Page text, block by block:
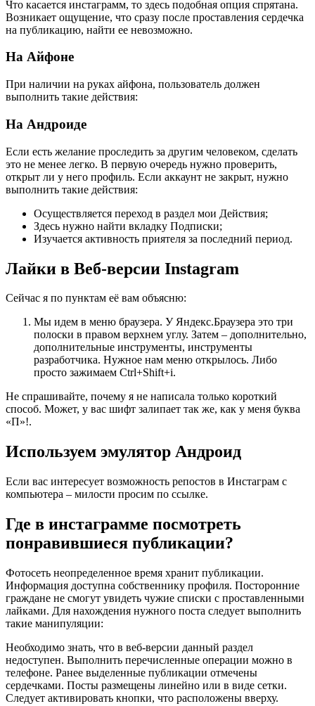
Что касается инстаграмм, то здесь подобная опция спрятана.
Возникает ощущение, что сразу после проставления сердечка
на публикацию, найти ее невозможно.
На Айфоне
При наличии на руках айфона, пользователь должен
выполнить такие действия:
На Андроиде
Если есть желание проследить за другим человеком, сделать
это не менее легко. В первую очередь нужно проверить,
открыт ли у него профиль. Если аккаунт не закрыт, нужно
выполнить такие действия:
Осуществляется переход в раздел мои Действия;
Здесь нужно найти вкладку Подписки;
Изучается активность приятеля за последний период.
Лайки в Веб-версии Instagram
Сейчас я по пунктам её вам объясню:
Мы идем в меню браузера. У Яндекс.Браузера это три
полоски в правом верхнем углу. Затем – дополнительно,
дополнительные инструменты, инструменты
разработчика. Нужное нам меню открылось. Либо
просто зажимаем Ctrl+Shift+i.
Не спрашивайте, почему я не написала только короткий
способ. Может, у вас шифт залипает так же, как у меня буква
«П»!.
Используем эмулятор Андроид
Если вас интересует возможность репостов в Инстаграм с
компьютера – милости просим по ссылке.
Где в инстаграмме посмотреть
понравившиеся публикации?
Фотосеть неопределенное время хранит публикации.
Информация доступна собственнику профиля. Посторонние
граждане не смогут увидеть чужие списки с проставленными
лайками. Для нахождения нужного поста следует выполнить
такие манипуляции:
Необходимо знать, что в веб-версии данный раздел
недоступен. Выполнить перечисленные операции можно в
телефоне. Ранее выделенные публикации отмечены
сердечками. Посты размещены линейно или в виде сетки.
Следует активировать кнопки, что расположены вверху.